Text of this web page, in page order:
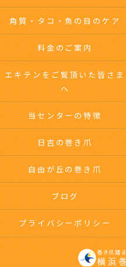
角質・タコ・魚の目のケア
料金のご案内
エキテンをご覧頂いた皆さま
へ
当センターの特徴
日吉の巻き爪
自由が丘の巻き爪
ブログ
プライバシーポリシー